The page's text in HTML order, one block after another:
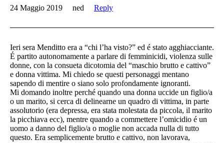
24 Maggio 2019
ned Reply
Ieri sera Menditto era a “chi l’ha visto?” ed é stato agghiacciante.
É partito autonomamente a parlare di femminicidi, violenza sulle
donne, con la consueta dicotomia del “maschio brutto e cattivo”
e donna vittima. Mi chiedo se questi personaggi mentano
sapendo di mentire o siano solo profondamente ignoranti.
Mi domando inoltre perché quando una donna uccide un figlio/a
o un marito, si cerca di delinearne un quadro di vittima, in parte
assolutorio (era depressa, era stata molestata da piccola, il marito
la picchiava ecc), mentre quando a commettere l’omicidio é un
uomo a danno del figlio/a o moglie non accada nulla di tutto
questo. Era semplicemente brutto e cattivo, non lavorava,